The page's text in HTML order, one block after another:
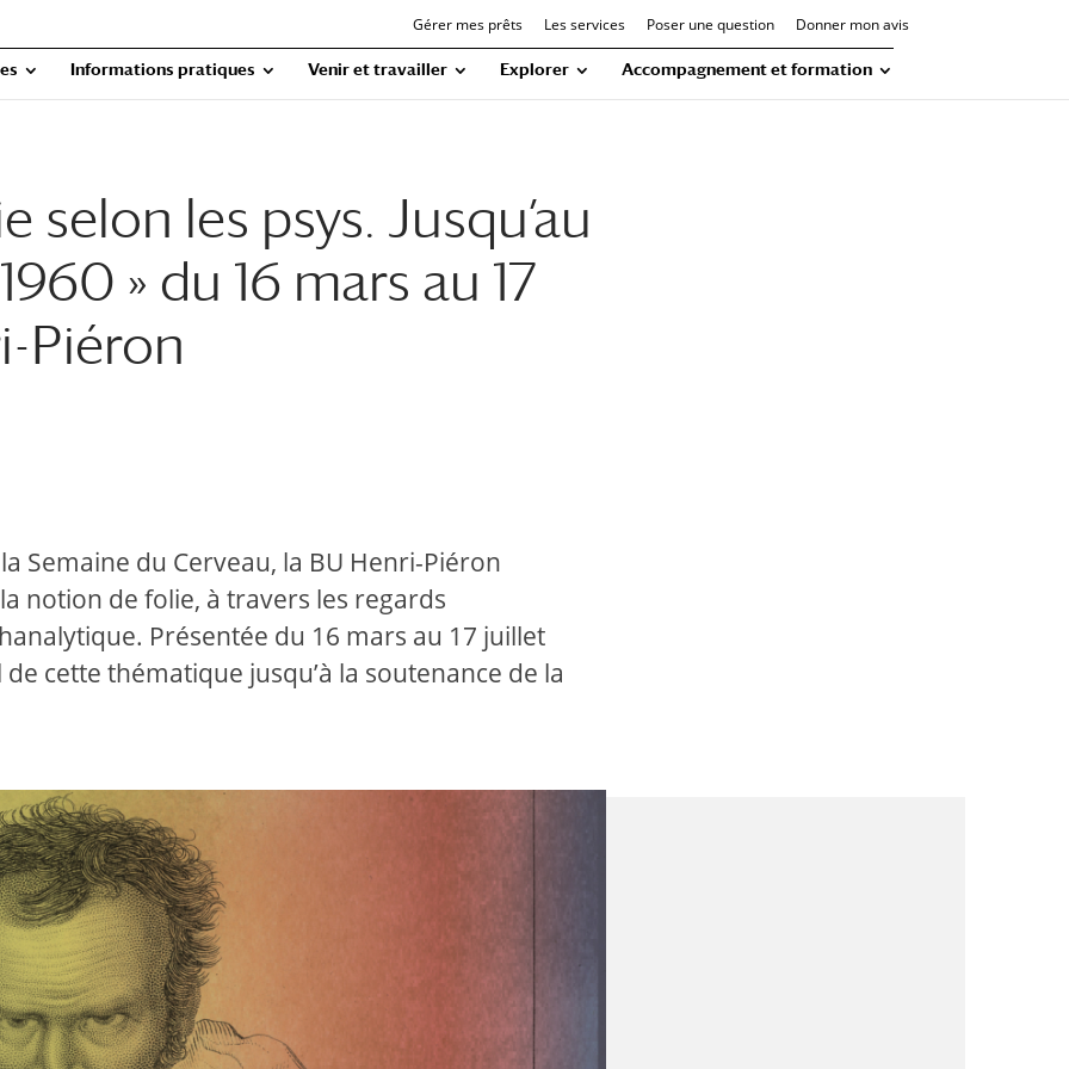
Gérer mes prêts Les services Poser une question Donner mon avis
Informations pratiques Venir et travailler Explorer Accompagnement et formation
selon les psys. Jusqu’au
» du 16 mars au 17
Piéron
Semaine du Cerveau, la BU Henri-Piéron
notion de folie, à travers les regards
Présentée du 16 mars au 17 juillet
cette thématique jusqu’à la soutenance de la